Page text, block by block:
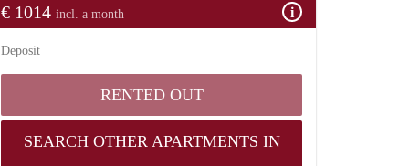
€ 1014 incl. a month
Deposit
RENTED OUT
SEARCH OTHER APARTMENTS IN